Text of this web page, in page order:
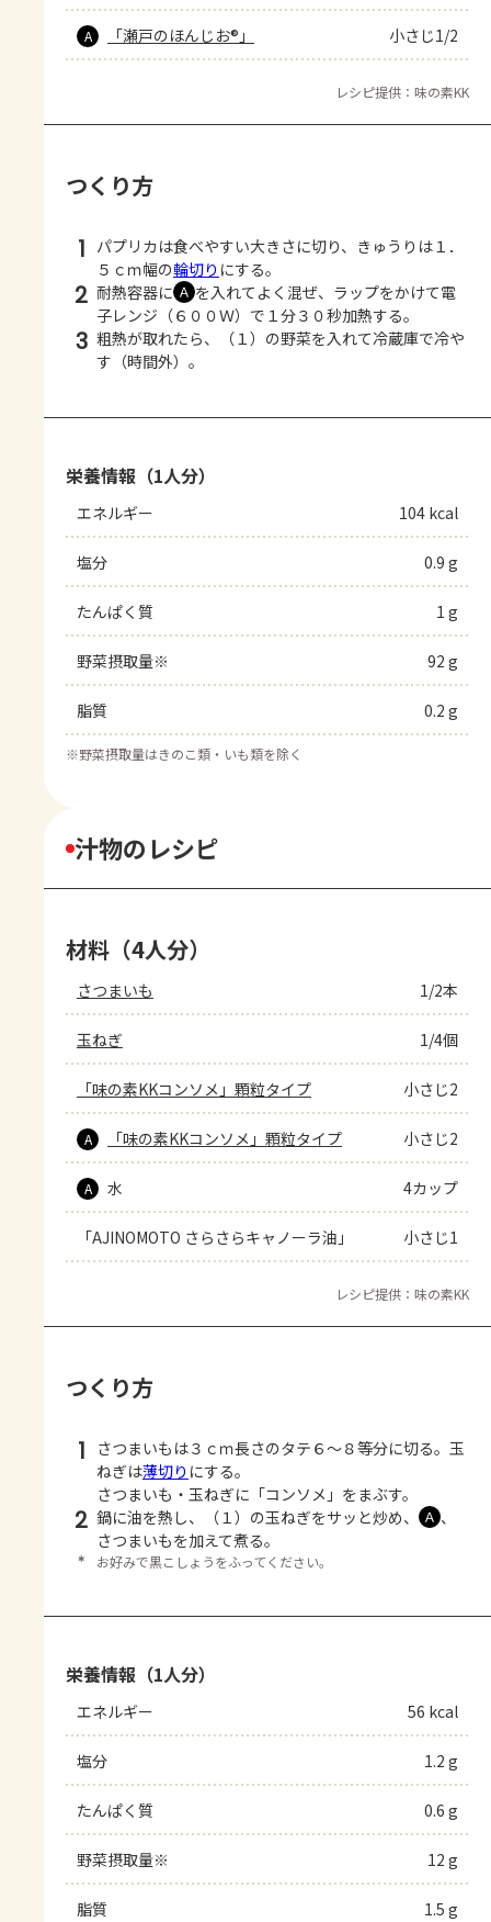
A 「瀬戸のほんじお®」 小さじ1/2
レシピ提供：味の素KK
つくり方
1 パプリカは食べやすい大きさに切り、きゅうりは１．
５ｃｍ幅の輪切り にする。
2 耐熱容器に Ａ を入れてよく混ぜ、ラップをかけて電
子レンジ（６００Ｗ）で１分３０秒加熱する。
3 粗熱が取れたら、（１）の野菜を入れて冷蔵庫で冷や
す（時間外）。
栄養情報（1人分）
エネルギー 104 kcal
塩分 0.9 g
たんぱく質 1 g
野菜摂取量※ 92 g
脂質 0.2 g
※野菜摂取量はきのこ類・いも類を除く
汁物のレシピ
材料（4人分）
さつまいも 1/2本
玉ねぎ 1/4個
「味の素KKコンソメ」顆粒タイプ 小さじ2
A 「味の素KKコンソメ」顆粒タイプ 小さじ2
A 水 4カップ
「AJINOMOTO さらさらキャノーラ油」 小さじ1
レシピ提供：味の素KK
つくり方
1
さつまいもは３ｃｍ長さのタテ６～８等分に切る。玉
ねぎは薄切り にする。
さつまいも・玉ねぎに「コンソメ」をまぶす。
2 鍋に油を熱し、（１）の玉ねぎをサッと炒め、 Ａ 、
さつまいもを加えて煮る。
＊ お好みで黒こしょうをふってください。
栄養情報（1人分）
エネルギー 56 kcal
塩分 1.2 g
たんぱく質 0.6 g
野菜摂取量※ 12 g
脂質 1.5 g